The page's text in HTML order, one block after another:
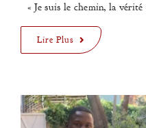
« Je suis le chemin, la
Lire Plus